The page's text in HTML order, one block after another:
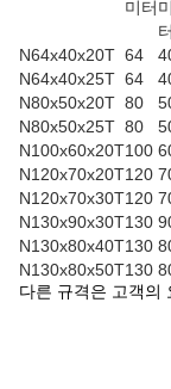
미터미
터
N64x40x20T 64
N64x40x25T 64
N80x50x20T 80
N80x50x25T 80
N100x60x20T100
N120x70x20T120
N120x70x30T120
N130x90x30T130
N130x80x40T130
N130x80x50T130
다른 규격은 고객의